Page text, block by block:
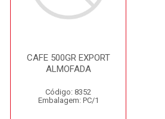
CAFE 500GR EXPORT
ALMOFADA
Código: 8352
Embalagem: PC/1